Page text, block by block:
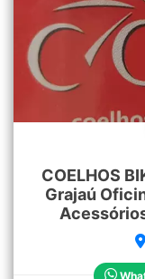
COELHOS
Grajaú